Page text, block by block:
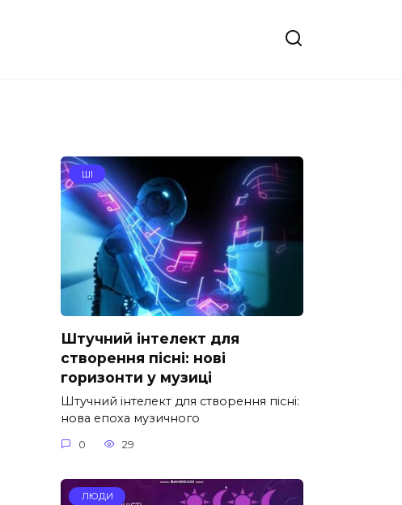
ШІ
Штучний інтелект для
створення пісні: нові
горизонти у музиці
Штучний інтелект для створення пісні:
нова епоха музичного
0 29
ЛЮДИ